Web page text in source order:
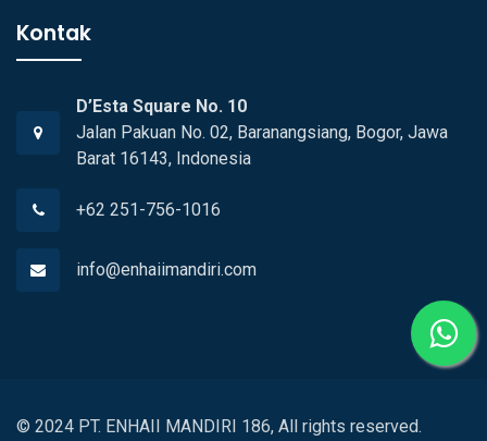
Kontak
D’Esta Square No. 10
Jalan Pakuan No. 02, Baranangsiang, Bogor, Jawa
Barat 16143, Indonesia
+62 251-756-1016
info@enhaiimandiri.com
© 2024 PT. ENHAII MANDIRI 186, All rights reserved.